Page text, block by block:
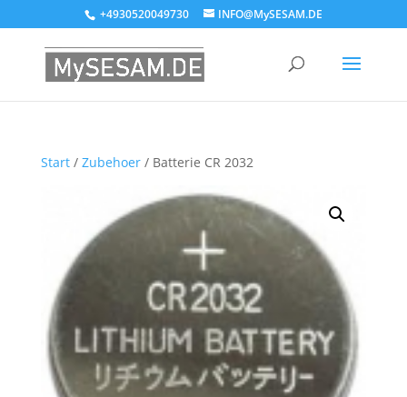
+4930520049730 INFO@MySESAM.DE
Start/ Zubehoer/ Batterie CR 2032